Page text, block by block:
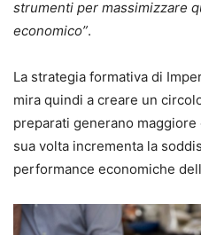
strumenti per massimizzare
economico”.
La strategia formativa di
mira quindi a creare un
preparati generano
sua volta incrementa la
performance economiche